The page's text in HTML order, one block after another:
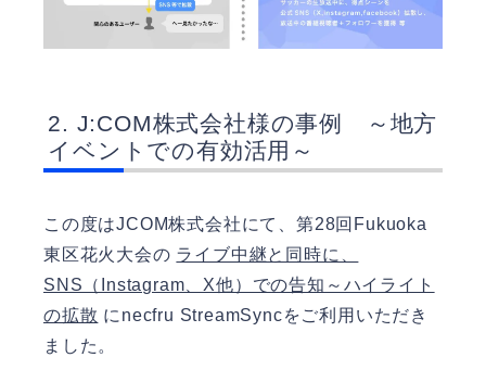
J:COM株式会社様の事例 ～地方
イベントでの有効活用～
この度はJCOM株式会社にて、第28回Fukuoka
東区花火大会の ライブ中継と同時に、
SNS（Instagram、X他）での告知～ハイライト
の拡散 にnecfru StreamSyncをご利用いただき
ました。